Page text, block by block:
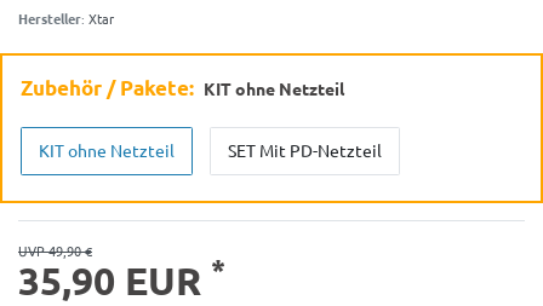
Hersteller: Xtar
Zubehör / Pakete: KIT ohne Netzteil
KIT ohne Netzteil SET Mit PD-Netzteil
UVP 49,90 €
35,90 EUR *